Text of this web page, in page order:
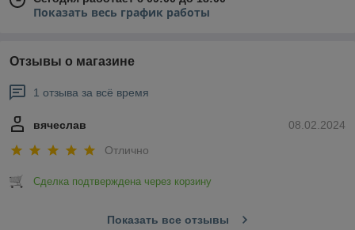
Показать весь график работы
Отзывы о магазине
1 отзыва за всё время
08.02.2024
вячеслав
Отлично
Сделка подтверждена через корзину
Показать все отзывы